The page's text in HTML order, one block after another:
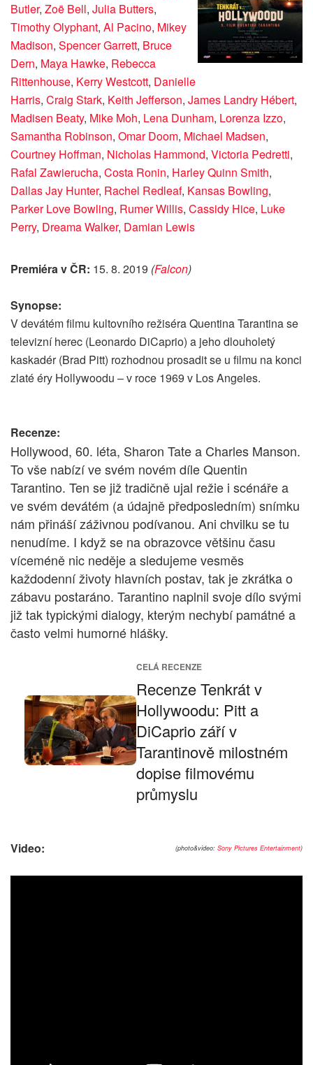
Butler, Zoë Bell, Julia Butters,
Timothy Olyphant, Al Pacino, Mikey
Madison, Spencer Garrett, Bruce
Dern, Maya Hawke, Rebecca
Rittenhouse, Kerry Westcott, Danielle
Harris, Craig Stark, Keith Jefferson, James Landry Hébert,
Madisen Beaty, Mike Moh, Lena Dunham, Lorenza Izzo,
Samantha Robinson, Omar Doom, Michael Madsen,
Courtney Hoffman, Nicholas Hammond, Victoria Pedretti,
Rafal Zawierucha, Costa Ronin, Harley Quinn Smith,
Dallas Jay Hunter, Rachel Redleaf, Kansas Bowling,
Parker Love Bowling, Rumer Willis, Cassidy Hice, Luke
Perry, Dreama Walker, Damian Lewis
Premiéra v ČR: 15. 8. 2019 (Falcon)
Synopse:
V devátém filmu kultovního režiséra Quentina Tarantina se
televizní herec (Leonardo DiCaprio) a jeho dlouholetý
kaskadér (Brad Pitt) rozhodnou prosadit se u filmu na konci
zlaté éry Hollywoodu – v roce 1969 v Los Angeles.
Recenze:
Hollywood, 60. léta, Sharon Tate a Charles Manson.
To vše nabízí ve svém novém díle Quentin
Tarantino. Ten se již tradičně ujal režie i scénáře a
ve svém devátém (a údajně předposledním) snímku
nám přináší záživnou podívanou. Ani chvilku se tu
nenudíme. I když se na obrazovce většinu času
víceméně nic neděje a sledujeme vesměs
každodenní životy hlavních postav, tak je zkrátka o
zábavu postaráno. Tarantino naplnil svoje dílo svými
již tak typickými dialogy, kterým nechybí památné a
často velmi humorné hlášky.
CELÁ RECENZE
Recenze Tenkrát v
Hollywoodu: Pitt a
DiCaprio září v
Tarantinově milostném
dopise filmovému
průmyslu
(photo&video: Sony Pictures Entertainment)
Video: